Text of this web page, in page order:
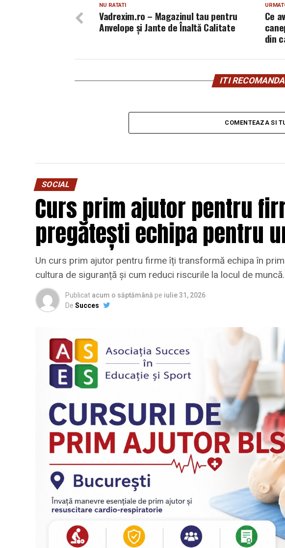
Ce
din
NU RATATI
Vadrexim.ro – Magazinul tau pentru
Anvelope și Jante de Înaltă Calitate
ITI
COMENTEAZA SI
SOCIAL
Curs prim ajutor pentru
pregătești echipa pentru
Un curs prim ajutor pentru firme îți transformă echipa în
cultura de siguranță și cum reduci riscurile la locul de muncă.
Publicat acum o săptămână pe iulie 31, 2026
De Succes